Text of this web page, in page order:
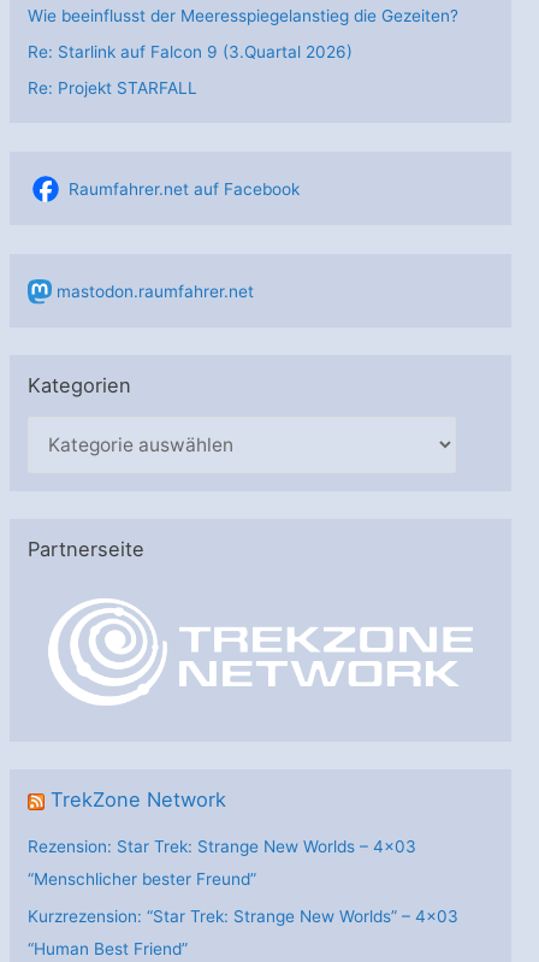
Wie beeinflusst der Meeresspiegelanstieg die Gezeiten?
Re: Starlink auf Falcon 9 (3.Quartal 2026)
Re: Projekt STARFALL
Raumfahrer.net auf Facebook
mastodon.raumfahrer.net
Kategorien
g
Partnerseite
TrekZone Network
Rezension: Star Trek: Strange New Worlds – 4×03
“Menschlicher bester Freund”
Kurzrezension: “Star Trek: Strange New Worlds” – 4×03
“Human Best Friend”